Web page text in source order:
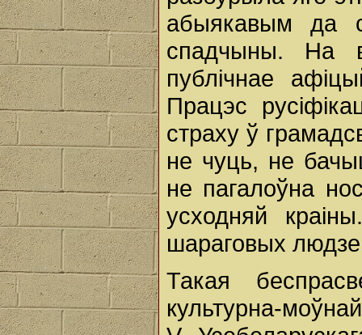
абыякавым да
спадчыны. На
публічнае
Працэс
страху ў
не чуць, не
не пагалоўна
усходняй
шараговых
Такая
культурна-